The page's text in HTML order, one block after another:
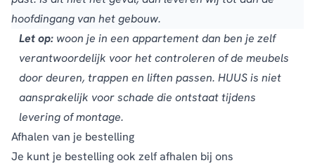
hoofdingang van het gebouw.
Let op: woon je in een appartement dan ben je zelf
verantwoordelijk voor het controleren of de meubels
door deuren, trappen en liften passen. HUUS is niet
aansprakelijk voor schade die ontstaat tijdens
levering of montage.
Afhalen van je bestelling
Je kunt je bestelling ook zelf afhalen bij ons